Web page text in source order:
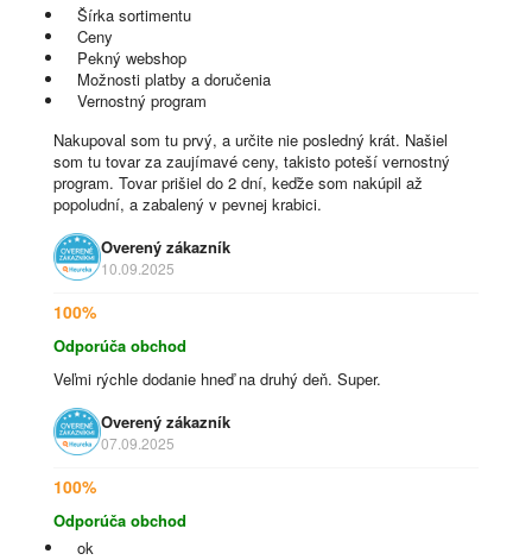
Šírka sortimentu
Ceny
Pekný webshop
Možnosti platby a doručenia
Vernostný program
Nakupoval som tu prvý, a určite nie posledný krát. Našiel
som tu tovar za zaujímavé ceny, takisto poteší vernostný
program. Tovar prišiel do 2 dní, keďže som nakúpil až
popoludní, a zabalený v pevnej krabici.
Overený zákazník
10.09.2025
100%
Odporúča obchod
Veľmi rýchle dodanie hneď na druhý deň. Super.
Overený zákazník
07.09.2025
100%
Odporúča obchod
ok